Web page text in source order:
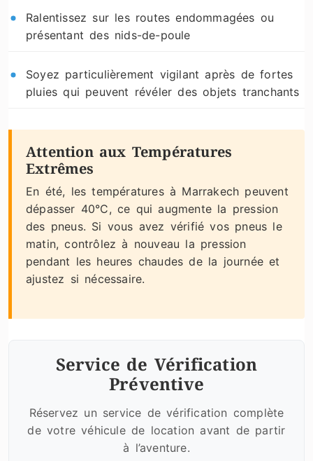
Ralentissez sur les routes endommagées ou
présentant des nids-de-poule
Soyez particulièrement vigilant après de fortes
pluies qui peuvent révéler des objets tranchants
Attention aux Températures
Extrêmes
En été, les températures à Marrakech peuvent
dépasser 40°C, ce qui augmente la pression
des pneus. Si vous avez vérifié vos pneus le
matin, contrôlez à nouveau la pression
pendant les heures chaudes de la journée et
ajustez si nécessaire.
Service de Vérification
Préventive
Réservez un service de vérification complète
de votre véhicule de location avant de partir
à l’aventure.